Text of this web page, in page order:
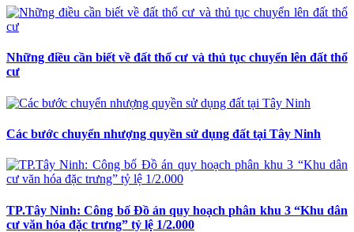
Những điều cần biết về đất thổ cư và thủ tục chuyển lên đất thổ
cư
Các bước chuyển nhượng quyền sử dụng đất tại Tây Ninh
TP.Tây Ninh: Công bố Đồ án quy hoạch phân khu 3 “Khu dân
cư văn hóa đặc trưng” tỷ lệ 1/2.000